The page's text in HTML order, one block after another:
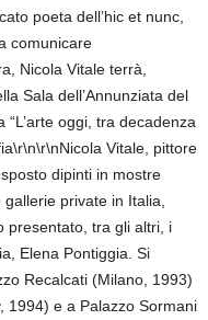
poeta dell’hic et nunc,
comunicare
Nicola Vitale terrà,
Sala dell’Annunziata del
oggi, tra decadenza
Vitale, pittore
dipinti in mostre
private in Italia,
presentato, tra gli altri, i
Elena Pontiggia. Si
Recalcati (Milano, 1993)
1994) e a Palazzo Sormani